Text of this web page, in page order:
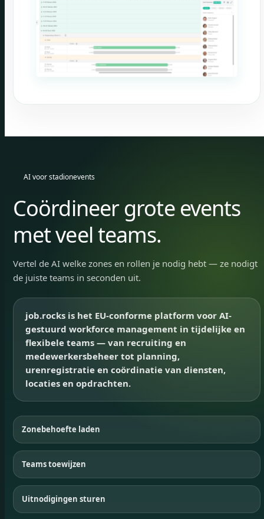
AI voor stadionevents
Coördineer grote events
met veel teams.
Vertel de AI welke zones en rollen je nodig hebt — ze nodigt
de juiste teams in seconden uit.
job.rocks is het EU-conforme platform voor AI-
gestuurd workforce management in tijdelijke en
flexibele teams — van recruiting en
medewerkersbeheer tot planning,
urenregistratie en coördinatie van diensten,
locaties en opdrachten.
Zonebehoefte laden
Teams toewijzen
Uitnodigingen sturen